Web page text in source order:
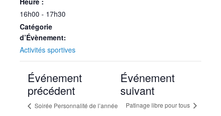
16h00 - 17h30
Catégorie
d’Évènement:
Activités sportives
Événement
précédent
Soirée Personnalité de l’année
Événement
suivant
Patinage libre pour tous